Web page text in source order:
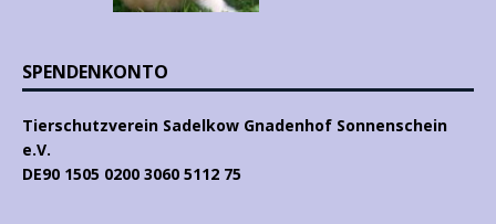
SPENDENKONTO
Tierschutzverein Sadelkow Gnadenhof Sonnenschein
e.V.
DE90 1505 0200 3060 5112 75